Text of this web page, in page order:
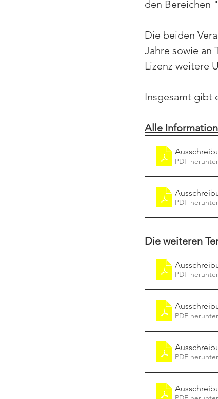
den Bereichen
Die beiden
Jahre sowie an
Lizenz weitere
Insgesamt gibt
Alle
PDF
PDF
Die weiteren
PDF
PDF
PDF